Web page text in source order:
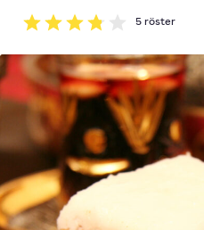
Betyg: 3.8 av 5
5 röster